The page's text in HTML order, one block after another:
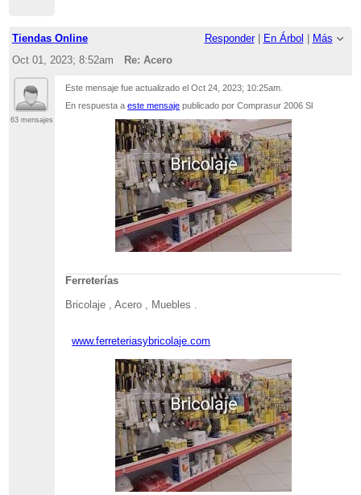
Tiendas Online Responder| En Árbol
Más
Oct 01, 2023; 8:52am
Re: Acero
63 mensajes
Este mensaje fue actualizado elOct 24, 2023; 10:25am
En respuesta aeste mensaje publicado por Comprasur 2006 Sl
Ferreterías
Bricolaje , Acero , Muebles .
www.ferreteriasybricolaje.com